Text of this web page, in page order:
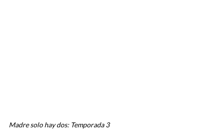
Madre solo hay dos: Temporada 3